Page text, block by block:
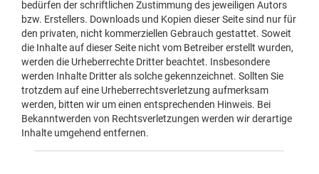
bedürfen der schriftlichen Zustimmung des jeweiligen Autors
bzw. Erstellers. Downloads und Kopien dieser Seite sind nur für
den privaten, nicht kommerziellen Gebrauch gestattet. Soweit
die Inhalte auf dieser Seite nicht vom Betreiber erstellt wurden,
werden die Urheberrechte Dritter beachtet. Insbesondere
werden Inhalte Dritter als solche gekennzeichnet. Sollten Sie
trotzdem auf eine Urheberrechtsverletzung aufmerksam
werden, bitten wir um einen entsprechenden Hinweis. Bei
Bekanntwerden von Rechtsverletzungen werden wir derartige
Inhalte umgehend entfernen.